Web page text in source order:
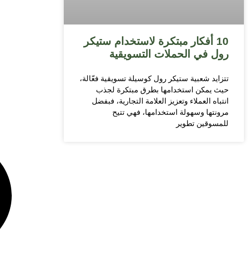
10 أفكار مبتكرة لاستخدام ستيكر
رول في الحملات التسويقية
تتزايد شعبية ستيكر رول كوسيلة تسويقية فعّالة،
حيث يمكن استخدامها بطرق مبتكرة لجذب
انتباه العملاء وتعزيز العلامة التجارية، فبفضل
مرونتها وسهولة استخدامها، فهي تتيح
للمسوقين تطوير